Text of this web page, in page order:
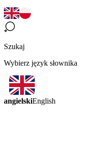
Szukaj
Wybierz język słownika
angielskiEnglish